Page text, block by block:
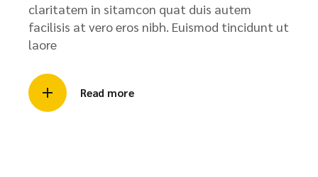
claritatem in sitamcon quat duis autem
facilisis at vero eros nibh. Euismod tincidunt ut
laore
Read more